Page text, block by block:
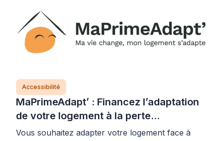
approfondie des caractéristiques du support et
des solutions d’ancrage appropriées. En effet, les
plaques de plâtre présentent des […]
Accessibilité
MaPrimeAdapt’ : Financez l’adaptation
de votre logement à la perte
d’autonomie
Vous souhaitez adapter votre logement face à